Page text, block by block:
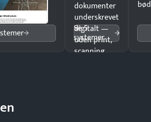
dokumenter
underskrevet
digitalt —
uden print,
scanning
Se 5
systemer